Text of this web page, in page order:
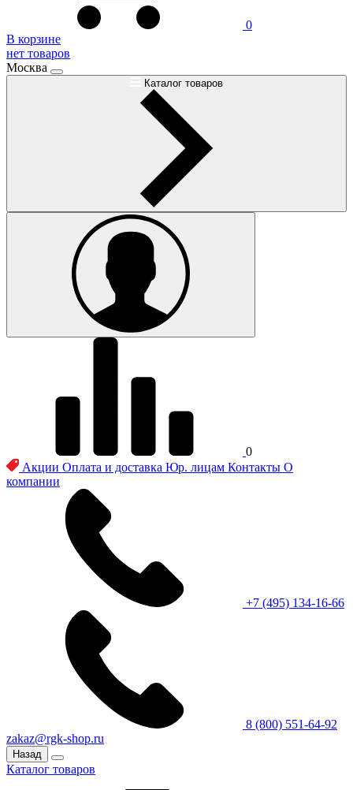
0
В корзине
нет товаров
Москва
Каталог товаров
0
Акции Оплата и доставка Юр. лицам Контакты О
компании
+7 (495) 134-16-66
8 (800) 551-64-92
zakaz@rgk-shop.ru
Назад
Каталог товаров